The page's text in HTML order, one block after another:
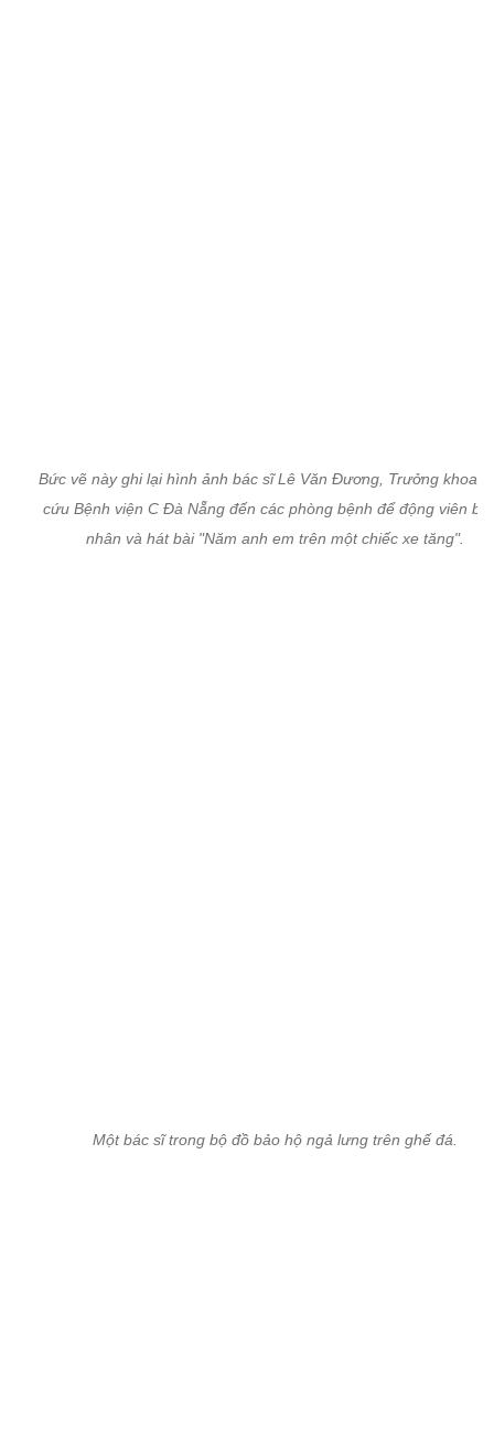
Bức vẽ này ghi lại hình ảnh bác sĩ Lê Văn Đương, Trưởng khoa
cứu Bệnh viện C Đà Nẵng đến các phòng bệnh để động viên
nhân và hát bài "Năm anh em trên một chiếc xe tăng".
Một bác sĩ trong bộ đồ bảo hộ ngả lưng trên ghế đá.